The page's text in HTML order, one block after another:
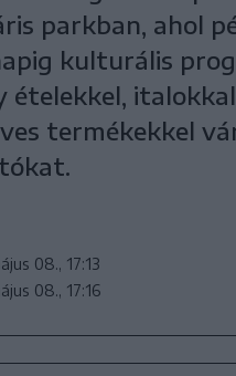
parkban, ahol
kulturális
ételekkel,
termékekkel
08., 17:13
08., 17:16